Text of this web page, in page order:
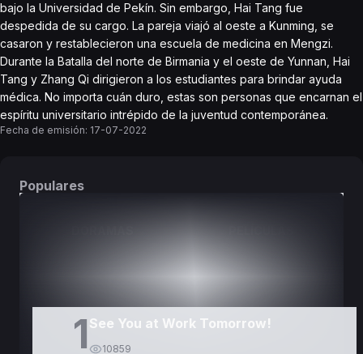
bajo la Universidad de Pekín. Sin embargo, Hai Tang fue
despedida de su cargo. La pareja viajó al oeste a Kunming, se
casaron y restablecieron una escuela de medicina en Mengzi.
Durante la Batalla del norte de Birmania y el oeste de Yunnan, Hai
Tang y Zhang Qi dirigieron a los estudiantes para brindar ayuda
médica. No importa cuán duro, estas son personas que encarnan el
espíritu universitario intrépido de la juventud contemporánea.
Fecha de emisión: 17-07-2022
Populares
1 See You at Work Tomorrow!
10859